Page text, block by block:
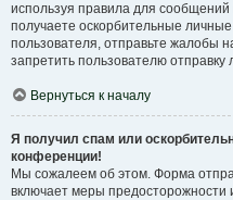
используя правила для
получаете оскорбительные
пользователя, отправьте жалобы
запретить пользователю
Вернуться к началу
Я получил спам или
конференции!
Мы сожалеем об этом. Форма
включает меры предосторожности